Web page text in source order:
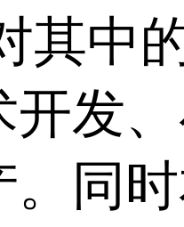
其中
开发
同